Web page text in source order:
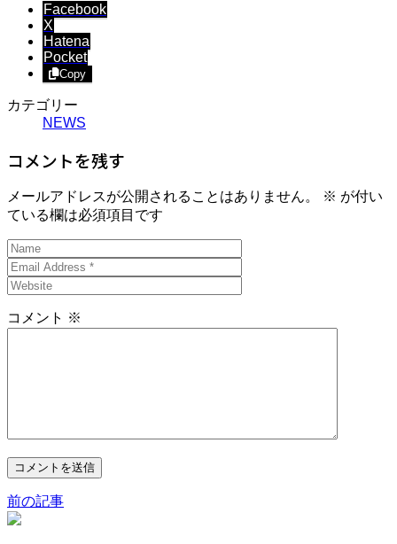
Facebook
X
Hatena
Pocket
Copy
カテゴリー
NEWS
コメントを残す
メールアドレスが公開されることはありません。 ※ が付い
ている欄は必須項目です
コメント ※
前の記事